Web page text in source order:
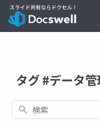
タグ #データ
検索